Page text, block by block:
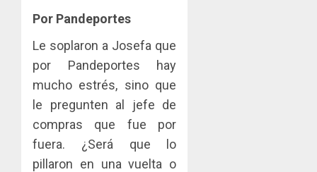
Por Pandeportes
Le soplaron a Josefa que
por Pandeportes hay
mucho estrés, sino que
le pregunten al jefe de
compras que fue por
fuera. ¿Será que lo
pillaron en una vuelta o